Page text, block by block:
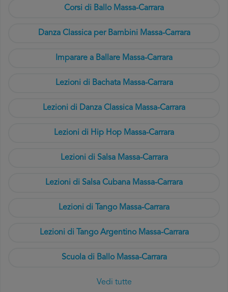
Corsi di Ballo Massa-Carrara
Danza Classica per Bambini Massa-Carrara
Imparare a Ballare Massa-Carrara
Lezioni di Bachata Massa-Carrara
Lezioni di Danza Classica Massa-Carrara
Lezioni di Hip Hop Massa-Carrara
Lezioni di Salsa Massa-Carrara
Lezioni di Salsa Cubana Massa-Carrara
Lezioni di Tango Massa-Carrara
Lezioni di Tango Argentino Massa-Carrara
Scuola di Ballo Massa-Carrara
Vedi tutte